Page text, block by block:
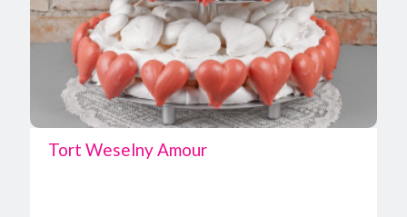
Tort Weselny Amour